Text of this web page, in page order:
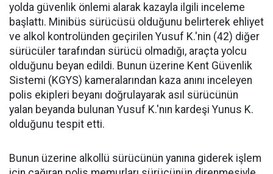
yolda güvenlik önlemi alarak kazayla ilgili inceleme
başlattı. Minibüs sürücüsü olduğunu belirterek ehliyet
ve alkol kontrolünden geçirilen Yusuf K.'nin (42) diğer
sürücüler tarafından sürücü olmadığı, araçta yolcu
olduğunu beyan edildi. Bunun üzerine Kent Güvenlik
Sistemi (KGYS) kameralarından kaza anını inceleyen
polis ekipleri beyanı doğrulayarak asıl sürücünün
yalan beyanda bulunan Yusuf K.'nın kardeşi Yunus K.
olduğunu tespit etti.
Bunun üzerine alkollü sürücünün yanına giderek işlem